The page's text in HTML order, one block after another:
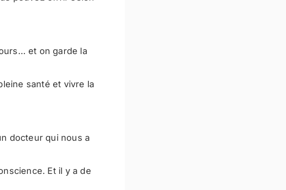
et on garde la
santé et vivre la
docteur qui nous a
Et il y a de